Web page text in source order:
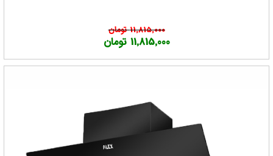
11,815,000 تومان
11,815,000 تومان